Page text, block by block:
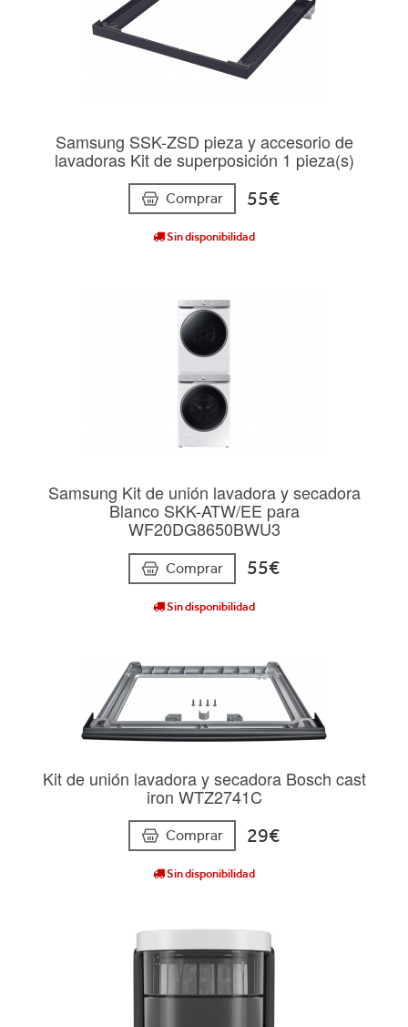
Samsung SSK-ZSD pieza y accesorio de
lavadoras Kit de superposición 1 pieza(s)
Comprar 55€
Sin disponibilidad
Samsung Kit de unión lavadora y secadora
Blanco SKK-ATW/EE para
WF20DG8650BWU3
Comprar 55€
Sin disponibilidad
Kit de unión lavadora y secadora Bosch cast
iron WTZ2741C
Comprar 29€
Sin disponibilidad